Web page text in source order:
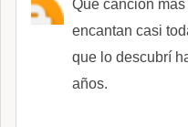
Que canción
encantan casi
que lo descubrí
años.